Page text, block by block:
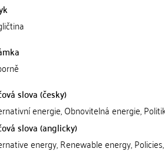
slova (česky)
energie, Obnovitelná energie,
slova (anglicky)
energy, Renewable energy,